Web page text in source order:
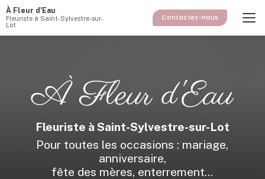
Aller
au
contenu
principal
À Fleur d'Eau
Fleuriste à Saint-Sylvestre-sur-
Lot
Contactez-nous
Fleuriste à Saint-Sylvestre-sur-Lot
Pour toutes les occasions : mariage,
anniversaire,
fête des mères, enterrement...